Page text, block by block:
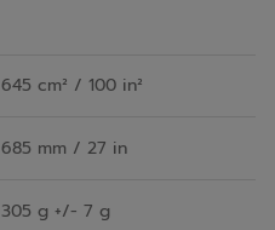
645 cm² / 100 in²
685 mm / 27 in
305 g +/- 7 g